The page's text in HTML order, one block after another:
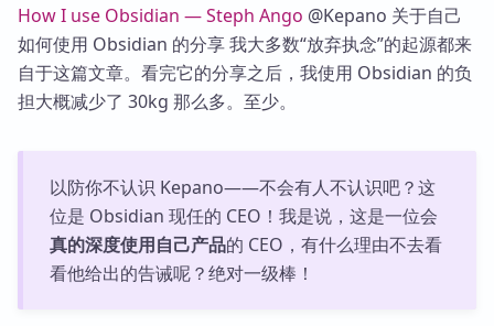
How I use Obsidian — Steph Ango @Kepano 关于自己
如何使用 Obsidian 的分享 我大多数“放弃执念”的起源都来
自于这篇文章。看完它的分享之后，我使用 Obsidian 的负
担大概减少了 30kg 那么多。至少。
以防你不认识 Kepano——不会有人不认识吧？这
位是 Obsidian 现任的 CEO！我是说，这是一位会
真的深度使用自己产品的 CEO，有什么理由不去看
看他给出的告诫呢？绝对一级棒！